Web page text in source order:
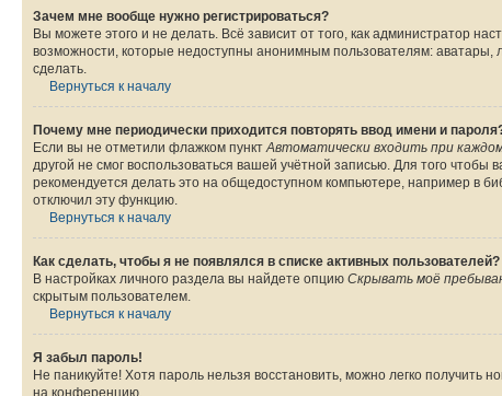
Зачем мне вообще нужно регистрироваться?
Вы можете этого и не делать. Всё зависит от того, как администратор
возможности, которые недоступны анонимным пользователям: аватары,
сделать.
Вернуться к началу
Почему мне периодически приходится повторять ввод имени и
Если вы не отметили флажком пунктАвтоматически входить при
другой не смог воспользоваться вашей учётной записью. Для того
рекомендуется делать это на общедоступном компьютере, например в
отключил эту функцию.
Вернуться к началу
Как сделать, чтобы я не появлялся в списке активных пользователей?
В настройках личного раздела вы найдете опцию Скрывать моё
скрытым пользователем.
Вернуться к началу
Я забыл пароль!
Не паникуйте! Хотя пароль нельзя восстановить, можно легко
на конференцию.